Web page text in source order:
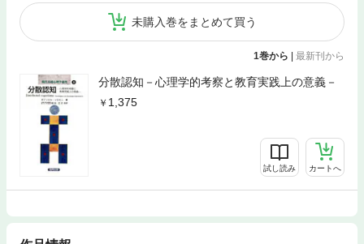
未購入巻をまとめて買う
1巻から 最新刊から
分散認知－心理学的考察と教育実践上の意義－
1,375
試し読み カートへ